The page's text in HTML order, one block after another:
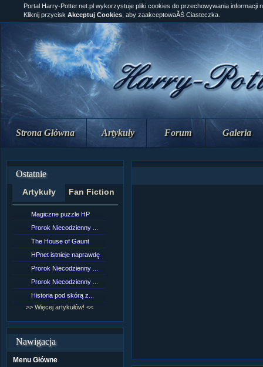
Strona Główna Artykuły Forum Galeria
Ostatnie
Artykuły Fan Fiction
Magiczne puzzle HP
Prorok Niecodzienny ...
The House of Gaunt
HPnet istnieje naprawdę
Prorok Niecodzienny ...
Prorok Niecodzienny ...
Historia pod skórą z...
>> Więcej artykułów! <<
Nawigacja
Menu Główne
Portal Harry-Potter.net.pl wykorzystuje pliki cookies do przechowywania informacji
Kliknij przycisk Akceptuj Cookies , aby zaakceptowaĂŚ Ciasteczka.